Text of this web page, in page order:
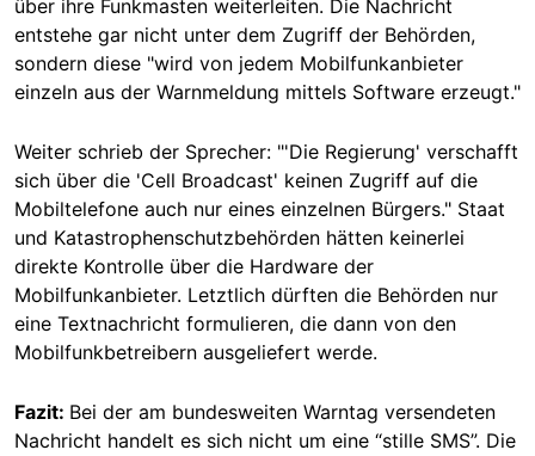
über ihre Funkmasten weiterleiten. Die Nachricht
entstehe gar nicht unter dem Zugriff der Behörden,
sondern diese "wird von jedem Mobilfunkanbieter
einzeln aus der Warnmeldung mittels Software erzeugt."
Weiter schrieb der Sprecher: "'Die Regierung' verschafft
sich über die 'Cell Broadcast' keinen Zugriff auf die
Mobiltelefone auch nur eines einzelnen Bürgers." Staat
und Katastrophenschutzbehörden hätten keinerlei
direkte Kontrolle über die Hardware der
Mobilfunkanbieter. Letztlich dürften die Behörden nur
eine Textnachricht formulieren, die dann von den
Mobilfunkbetreibern ausgeliefert werde.
Fazit: Bei der am bundesweiten Warntag versendeten
Nachricht handelt es sich nicht um eine “stille SMS”. Die